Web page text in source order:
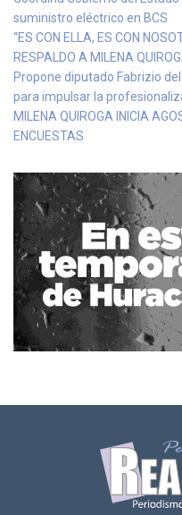
suministro eléctrico en BCS
“ES CON ELLA, ES CON
RESPALDO A MILENA
Propone diputado Fabrizio
para impulsar la
MILENA QUIROGA INICIA
ENCUESTAS